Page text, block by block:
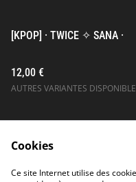
[KPOP] · TWICE ✧ SANA ·
12,00 €
AUTRES VARIANTES
Cookies
Ce site Internet utilise des